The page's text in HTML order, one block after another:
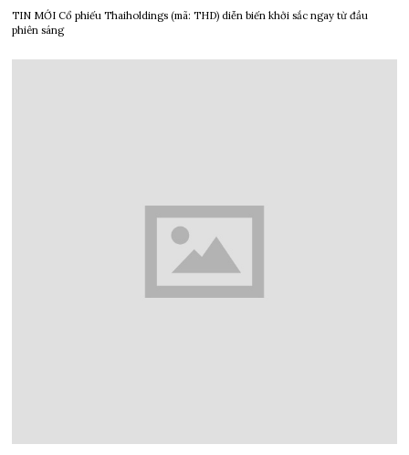
TIN MỚI Cổ phiếu Thaiholdings (mã: THD) diễn biến khởi sắc ngay từ đầu
phiên sáng